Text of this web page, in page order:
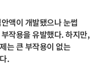
액이 개발됐으나 눈썹
작용을 유발했다. 하지만,
는 큰 부작용이 없는
.